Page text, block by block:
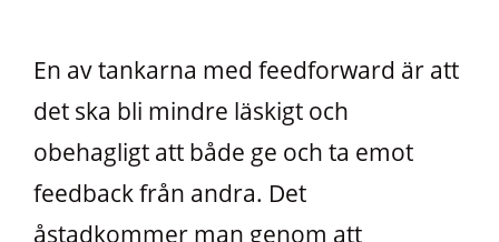
En av tankarna med feedforward är att
det ska bli mindre läskigt och
obehagligt att både ge och ta emot
feedback från andra. Det
åstadkommer man genom att